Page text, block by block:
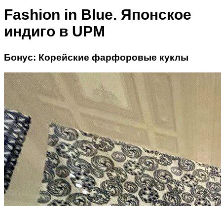
Fashion in Blue. Японское
индиго в UPM
Бонус: Корейские фарфоровые куклы